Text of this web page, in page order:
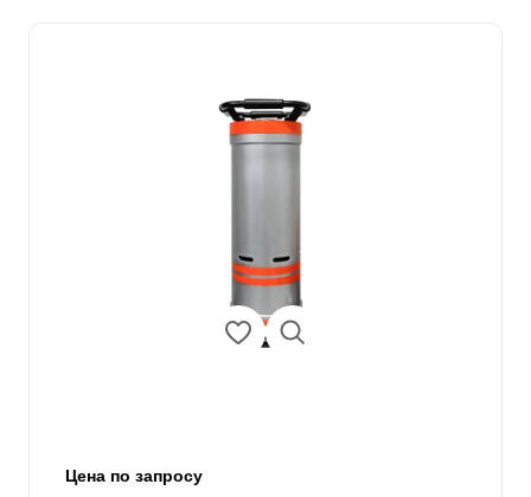
Цена по запросу